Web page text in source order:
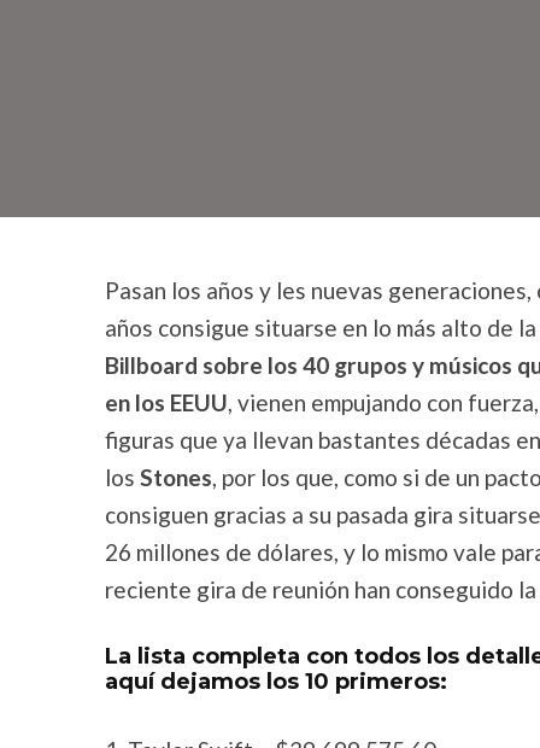
Pasan los años y les nuevas
años consigue situarse en lo más alto de
Billboard sobre los 40 grupos y músicos
en los EEUU, vienen empujando con
figuras que ya llevan bastantes décadas
los Stones, por los que, como si de un
consiguen gracias a su pasada gira
26 millones de dólares, y lo mismo vale
reciente gira de reunión han conseguido
La lista completa con todos los
aquí dejamos los 10 primeros: